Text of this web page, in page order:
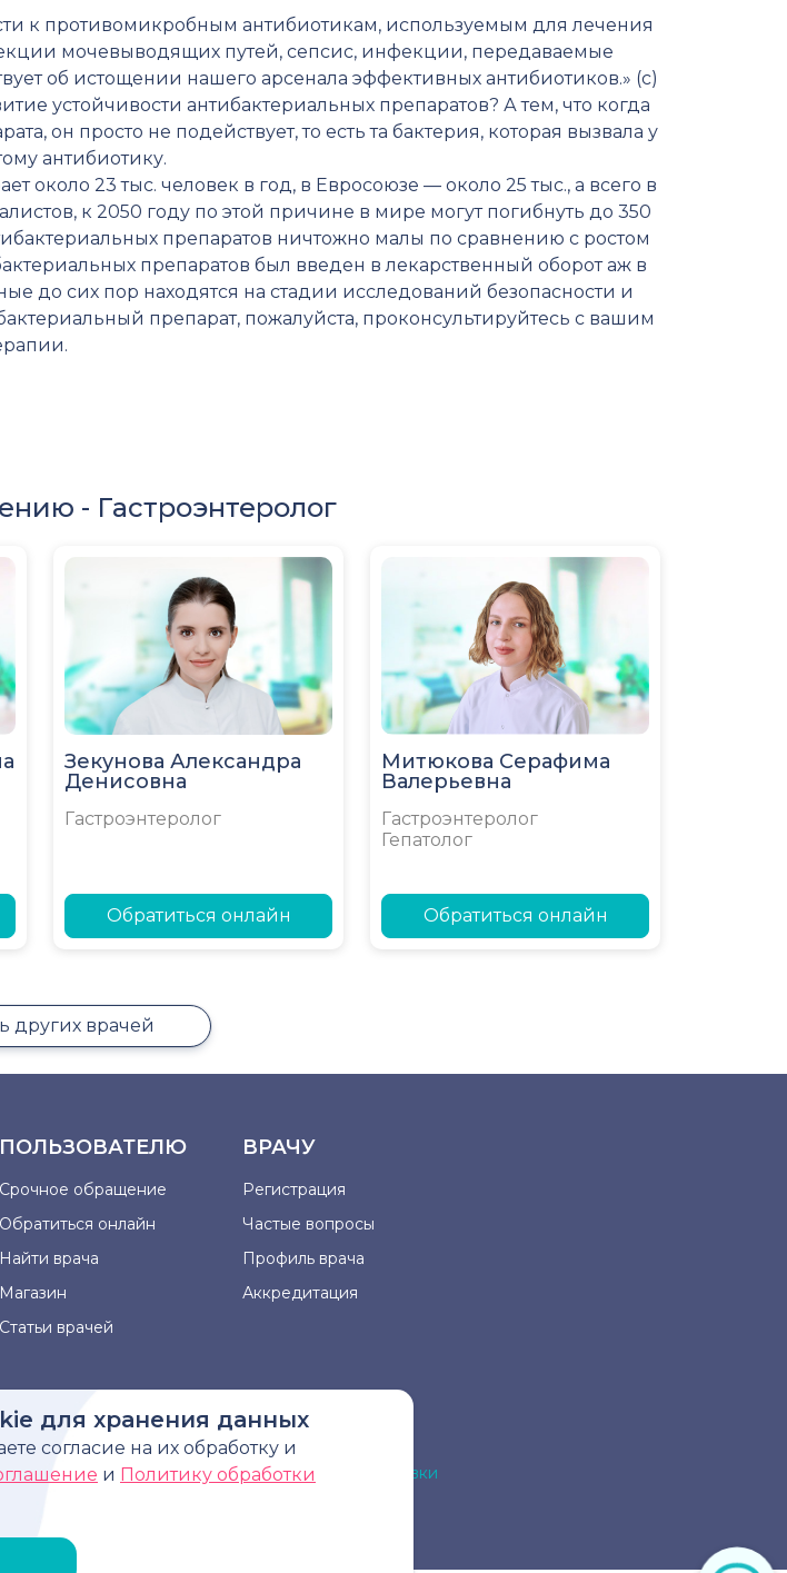
к противомикробным антибиотикам, используемым для лечения
мочевыводящих путей, сепсис, инфекции, передаваемые
об истощении нашего арсенала эффективных антибиотиков.» (с)
устойчивости антибактериальных препаратов? А тем, что когда
он просто не подействует, то есть та бактерия, которая вызвала у
антибиотику.
около 23 тыс. человек в год, в Евросоюзе — около 25 тыс., а всего в
к 2050 году по этой причине в мире могут погибнуть до 350
препаратов ничтожно малы по сравнению с ростом
препаратов был введен в лекарственный оборот аж в
до сих пор находятся на стадии исследований безопасности и
препарат, пожалуйста, проконсультируйтесь с вашим
- Гастроэнтеролог
Зекунова Александра
Денисовна
Гастроэнтеролог
Обратиться онлайн
Митюкова Серафима
Валерьевна
Гастроэнтеролог
Гепатолог
Обратиться онлайн
других врачей
для хранения данных
согласие на их обработку и
и Политику обработки
ПОЛЬЗОВАТЕЛЮ
Срочное обращение
Обратиться онлайн
Найти врача
Магазин
Статьи врачей
ВРАЧУ
Регистрация
Частые вопросы
Профиль врача
Аккредитация
сайте, не может быть использована для постановки
лечения и не заменяет прием врача.